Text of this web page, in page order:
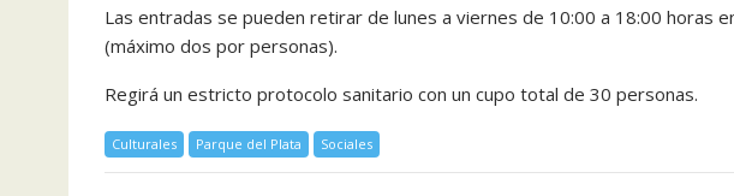
Las entradas se pueden retirar de lunes a viernes de 10:00 a 18:00 horas
(máximo dos por personas).
Regirá un estricto protocolo sanitario con un cupo total de 30 personas.
Culturales Parque del Plata Sociales